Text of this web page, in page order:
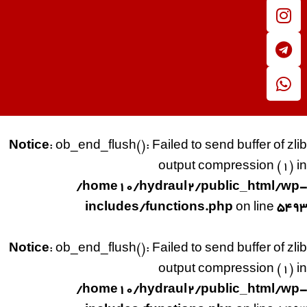
Notice: ob_end_flush(): Failed to send buffer of zlib
output compression (1) in
/home10/hydraul2/public_html/wp-
includes/functions.php on line 5493
Notice: ob_end_flush(): Failed to send buffer of zlib
output compression (1) in
/home10/hydraul2/public_html/wp-